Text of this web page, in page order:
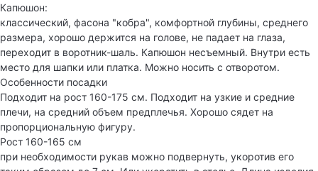
Капюшон:
классический, фасона "кобра", комфортной глубины, среднего
размера, хорошо держится на голове, не падает на глаза,
переходит в воротник-шаль. Капюшон несъемный. Внутри есть
место для шапки или платка. Можно носить с отворотом.
Особенности посадки
Подходит на рост 160-175 см. Подходит на узкие и средние
плечи, на средний объем предплечья. Хорошо сядет на
пропорциональную фигуру.
Рост 160-165 см
при необходимости рукав можно подвернуть, укоротив его